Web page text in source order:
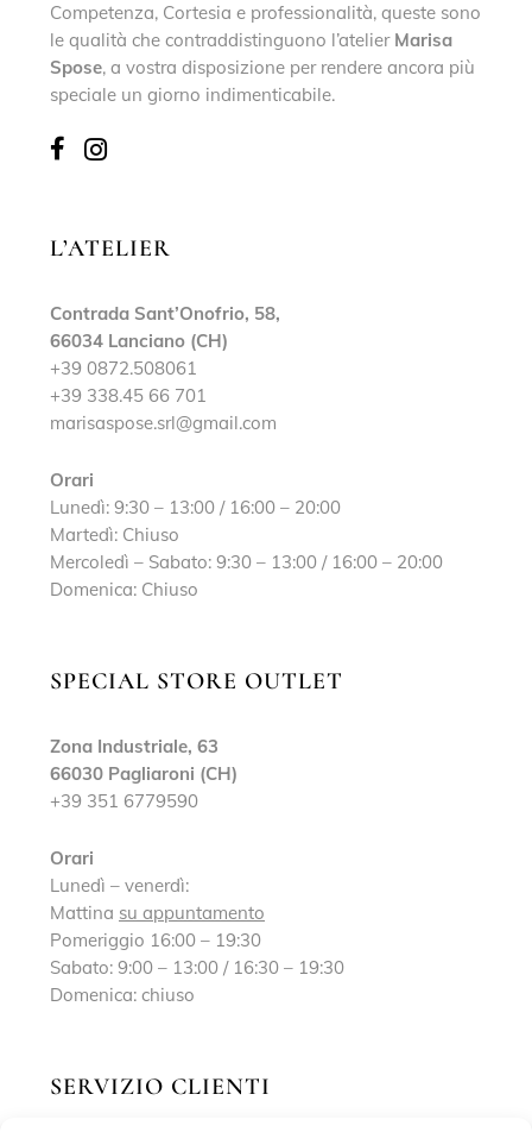
Competenza, Cortesia e professionalità, queste sono
le qualità che contraddistinguono l’atelier Marisa
Spose, a vostra disposizione per rendere ancora più
speciale un giorno indimenticabile.
L’ATELIER
Contrada Sant’Onofrio, 58,
66034 Lanciano (CH)
+39 0872.508061
+39 338.45 66 701
marisaspose.srl@gmail.com
Orari
Lunedì: 9:30 – 13:00 / 16:00 – 20:00
Martedì: Chiuso
Mercoledì – Sabato: 9:30 – 13:00 / 16:00 – 20:00
Domenica: Chiuso
SPECIAL STORE OUTLET
Zona Industriale, 63
66030 Pagliaroni (CH)
+39 351 6779590
Orari
Lunedì – venerdì:
Mattina su appuntamento
Pomeriggio 16:00 – 19:30
Sabato: 9:00 – 13:00 / 16:30 – 19:30
Domenica: chiuso
SERVIZIO CLIENTI